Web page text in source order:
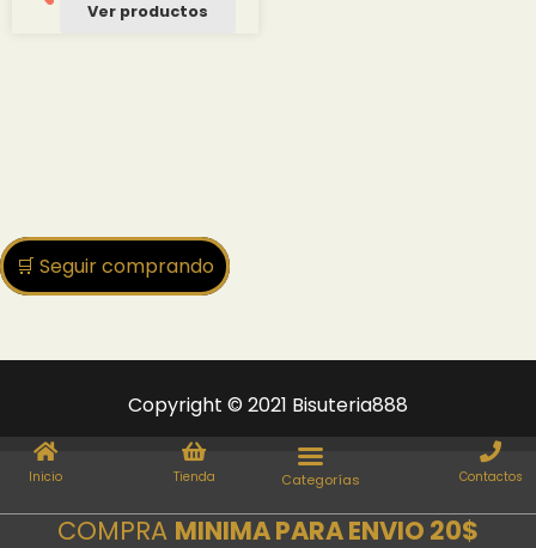
desde
Ver productos
🛒 Seguir comprando
Copyright © 2021 Bisuteria888
Inicio Tienda Contactos
COMPRA MINIMA PARA ENVIO 20$